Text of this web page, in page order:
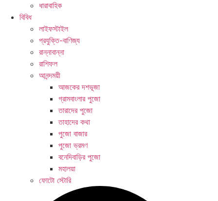
ধারাবাহিক
বিবিধ
লাইফস্টাইল
প্রযুক্তি-বাণিজ্য
রান্নাবান্না
রাশিফল
আনন্দময়ী
আজকের দশভূজা
গ্রামবাংলার পুজো
তারাদের পুজো
তাহাদের কথা
পুজো বাজার
পুজো ভ্রমণ
বনেদিবাড়ির পুজো
মহালয়া
ফোটো স্টোরি